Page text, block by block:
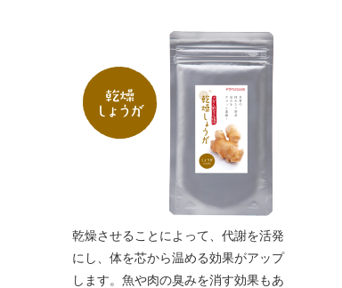
乾燥させることによって、代謝を活発
にし、体を芯から温める効果がアップ
します。魚や肉の臭みを消す効果もあ